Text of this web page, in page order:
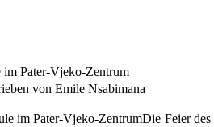
im Pater-Vjeko-Zentrum
von Emile Nsabimana
Die Feier des